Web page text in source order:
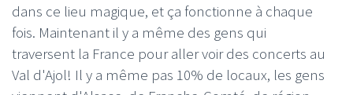
dans ce lieu magique, et ça fonctionne à chaque
fois. Maintenant il y a même des gens qui
traversent la France pour aller voir des concerts au
Val d'Ajol! Il y a même pas 10% de locaux, les gens